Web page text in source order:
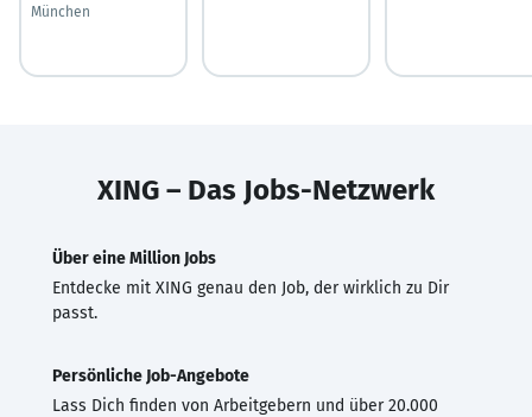
München
XING – Das Jobs-Netzwerk
Über eine Million Jobs
Entdecke mit XING genau den Job, der wirklich zu Dir
passt.
Persönliche Job-Angebote
Lass Dich finden von Arbeitgebern und über 20.000